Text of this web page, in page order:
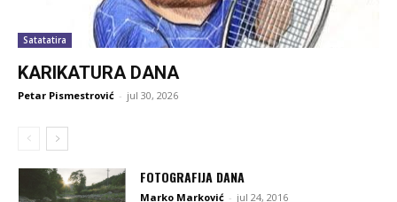
Satatatira
KARIKATURA DANA
Petar Pismestrović - jul 30, 2026
FOTOGRAFIJA DANA
Marko Marković - jul 24, 2016